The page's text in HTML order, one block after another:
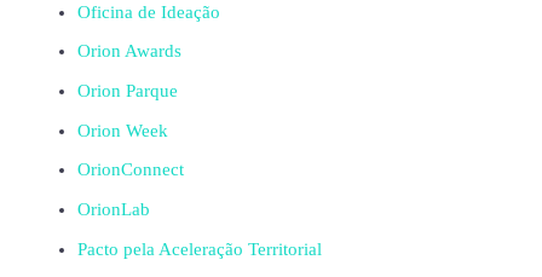
Oficina de Ideação
Orion Awards
Orion Parque
Orion Week
OrionConnect
OrionLab
Pacto pela Aceleração Territorial